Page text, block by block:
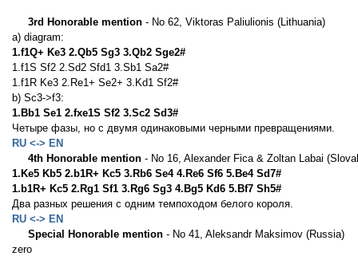
3rd Honorable mention - No 62, Viktoras Paliulionis (Lithuania)
a) diagram:
1.f1Q+ Ke3 2.Qb5 Sg3 3.Qb2 Sge2#
1.f1S Sf2 2.Sd2 Sfd1 3.Sb1 Sa2#
1.f1R Ke3 2.Re1+ Se2+ 3.Kd1 Sf2#
b) Sc3->f3:
1.Bb1 Se1 2.fxe1S Sf2 3.Sc2 Sd3#
Четыре фазы, но с двумя одинаковыми черными превращениями.
RU <-> EN
4th Honorable mention - No 16, Alexander Fica & Zoltan Labai
1.Ke5 Kb5 2.b1R+ Kc5 3.Rb6 Se4 4.Re6 Sf6 5.Be4 Sd7#
1.b1R+ Kc5 2.Rg1 Sf1 3.Rg6 Sg3 4.Bg5 Kd6 5.Bf7 Sh5#
Два разных решения с одним темпоходом белого короля.
RU <-> EN
Special Honorable mention - No 41, Aleksandr Maksimov (Russia)
zero